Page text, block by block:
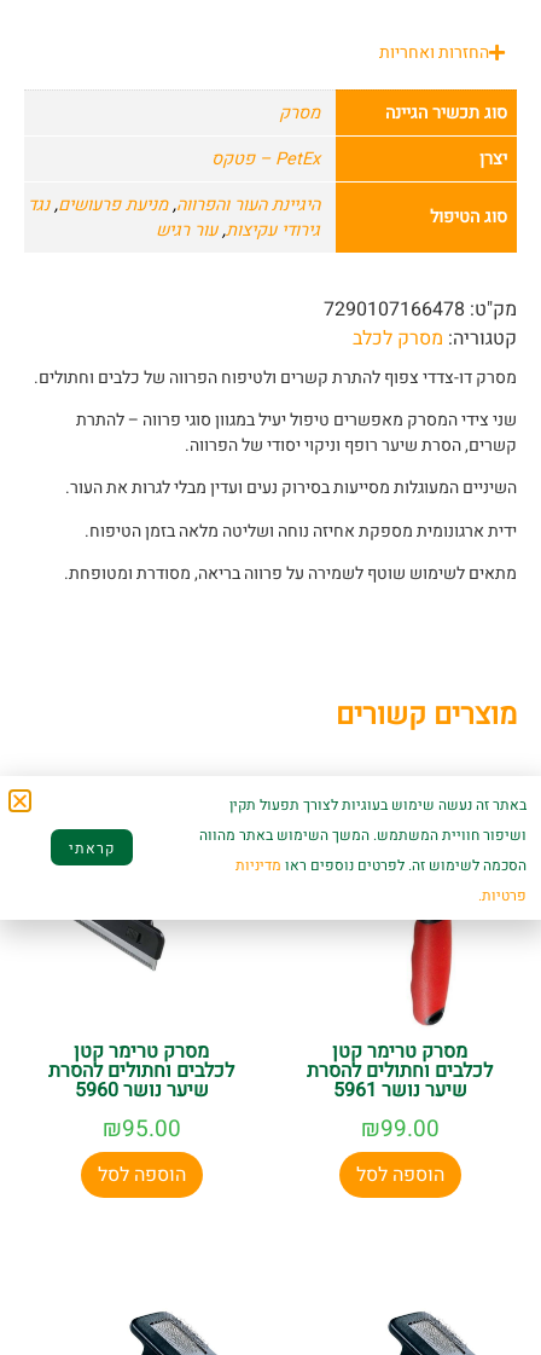
החזרות ואחריות
סוג תכשיר הגיינה
מסרק
יצרן
PetEx – פטקס
סוג הטיפול היגיינת העור והפרווה,מניעת פרעושים,נגד
גירודי עקיצות,עור רגיש
מק"ט: 7290107166478
קטגוריה: מסרק לכלב
מסרק דו-צדדי צפוף להתרת קשרים ולטיפוח הפרווה של כלבים וחתולים.
שני צידי המסרק מאפשרים טיפול יעיל במגוון סוגי פרווה – להתרת
קשרים, הסרת שיער רופף וניקוי יסודי של הפרווה.
השיניים המעוגלות מסייעות בסירוק נעים ועדין מבלי לגרות את העור.
ידית ארגונומית מספקת אחיזה נוחה ושליטה מלאה בזמן הטיפוח.
מתאים לשימוש שוטף לשמירה על פרווה בריאה, מסודרת ומטופחת.
מוצרים קשורים
מסרק טרימר קטן
לכלבים וחתולים להסרת
שיער נושר 5961
₪99.00
הוספה לסל
מסרק טרימר קטן
לכלבים וחתולים להסרת
שיער נושר 5960
₪95.00
הוספה לסל
באתר זה נעשה שימוש בעוגיות לצורך תפעול תקין
ושיפור חוויית המשתמש. המשך השימוש באתר מהווה
הסכמה לשימוש זה. לפרטים נוספים ראו מדיניות
פרטיות.
קראתי